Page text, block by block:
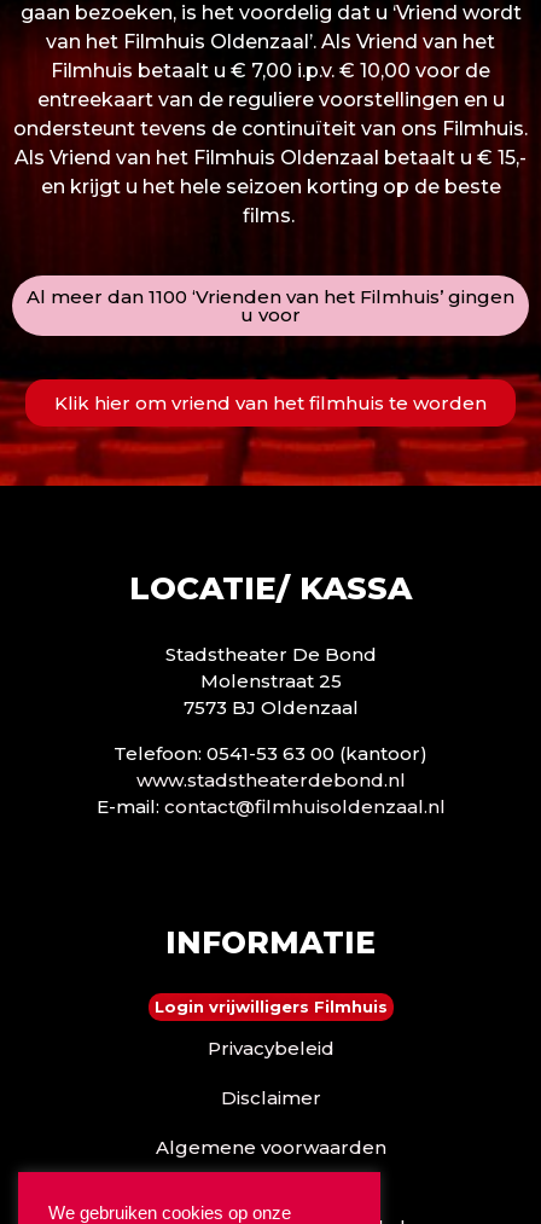
gaan bezoeken, is het voordelig dat u ‘Vriend wordt
van het Filmhuis Oldenzaal’. Als Vriend van het
Filmhuis betaalt u € 7,00 i.p.v. € 10,00 voor de
entreekaart van de reguliere voorstellingen en u
ondersteunt tevens de continuïteit van ons Filmhuis.
Als Vriend van het Filmhuis Oldenzaal betaalt u € 15,-
en krijgt u het hele seizoen korting op de beste
films.
Al meer dan 1100 ‘Vrienden van het Filmhuis’ gingen
u voor
Klik hier om vriend van het filmhuis te worden
LOCATIE/ KASSA
Stadstheater De Bond
Molenstraat 25
7573 BJ Oldenzaal
Telefoon: 0541-53 63 00 (kantoor)
www.stadstheaterdebond.nl
E-mail: contact@filmhuisoldenzaal.nl
INFORMATIE
Login vrijwilligers Filmhuis
Privacybeleid
Disclaimer
Algemene voorwaarden
We gebruiken cookies op onze